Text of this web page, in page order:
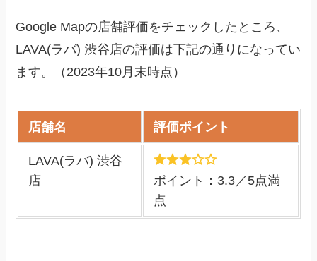
Google Mapの店舗評価をチェックしたところ、
LAVA(ラバ) 渋谷店の評価は下記の通りになってい
ます。（2023年10月末時点）
店舗名 評価ポイント
LAVA(ラバ) 渋谷
店
ポイント：3.3／5点満
点